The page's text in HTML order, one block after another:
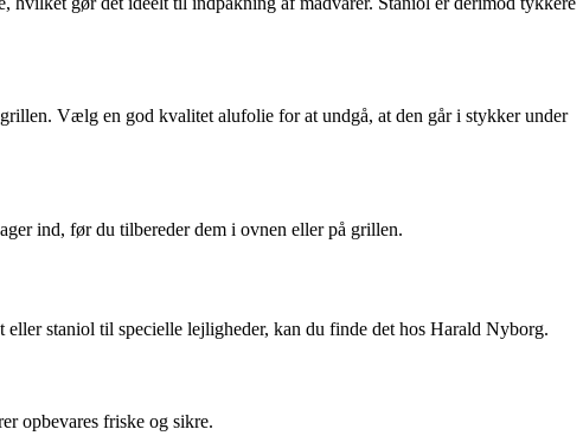
Vælg en god kvalitet alufolie for at undgå, at den går i stykker under
ind, før du tilbereder dem i ovnen eller på grillen.
staniol til specielle lejligheder, kan du finde det hos Harald Nyborg.
opbevares friske og sikre.